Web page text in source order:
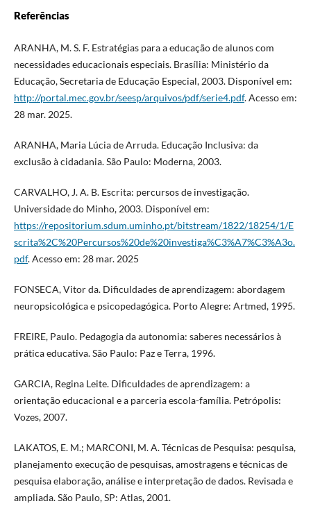
Referências
ARANHA, M. S. F. Estratégias para a educação de alunos com
necessidades educacionais especiais. Brasília: Ministério da
Educação, Secretaria de Educação Especial, 2003. Disponível em:
http://portal.mec.gov.br/seesp/arquivos/pdf/serie4.pdf. Acesso em:
28 mar. 2025.
ARANHA, Maria Lúcia de Arruda. Educação Inclusiva: da
exclusão à cidadania. São Paulo: Moderna, 2003.
CARVALHO, J. A. B. Escrita: percursos de investigação.
Universidade do Minho, 2003. Disponível em:
https://repositorium.sdum.uminho.pt/bitstream/1822/18254/1/E
scrita%2C%20Percursos%20de%20investiga%C3%A7%C3%A3o.
pdf. Acesso em: 28 mar. 2025
FONSECA, Vitor da. Dificuldades de aprendizagem: abordagem
neuropsicológica e psicopedagógica. Porto Alegre: Artmed, 1995.
FREIRE, Paulo. Pedagogia da autonomia: saberes necessários à
prática educativa. São Paulo: Paz e Terra, 1996.
GARCIA, Regina Leite. Dificuldades de aprendizagem: a
orientação educacional e a parceria escola-família. Petrópolis:
Vozes, 2007.
LAKATOS, E. M.; MARCONI, M. A. Técnicas de Pesquisa: pesquisa,
planejamento execução de pesquisas, amostragens e técnicas de
pesquisa elaboração, análise e interpretação de dados. Revisada e
ampliada. São Paulo, SP: Atlas, 2001.